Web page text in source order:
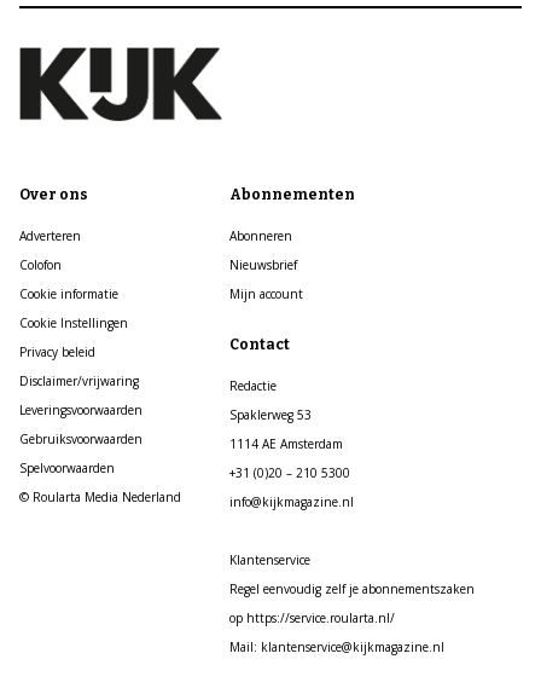
Over ons
Adverteren
Colofon
Cookie informatie
Cookie Instellingen
Privacy beleid
Disclaimer/vrijwaring
Leveringsvoorwaarden
Gebruiksvoorwaarden
Spelvoorwaarden
© Roularta Media Nederland
Abonnementen
Abonneren
Nieuwsbrief
Mijn account
Contact
Redactie
Spaklerweg 53
1114 AE Amsterdam
+31 (0)20 – 210 5300
info@kijkmagazine.nl
Klantenservice
Regel eenvoudig zelf je abonnementszaken
op https://service.roularta.nl/
Mail: klantenservice@kijkmagazine.nl